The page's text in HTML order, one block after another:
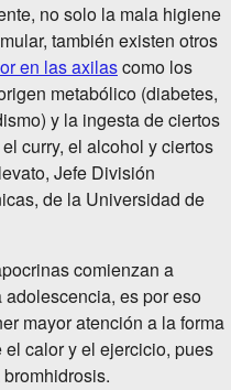
no solo la mala higiene
también existen otros
en las axilascomo los
metabólico (diabetes,
y la ingesta de ciertos
curry, el alcohol y ciertos
Jefe División
de la Universidad de
comienzan a
es por eso
mayor atención a la forma
calor y el ejercicio, pues